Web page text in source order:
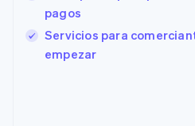
pagos
Servicios para
empezar
Estonia
English
Finlandia
EnglishSvenska